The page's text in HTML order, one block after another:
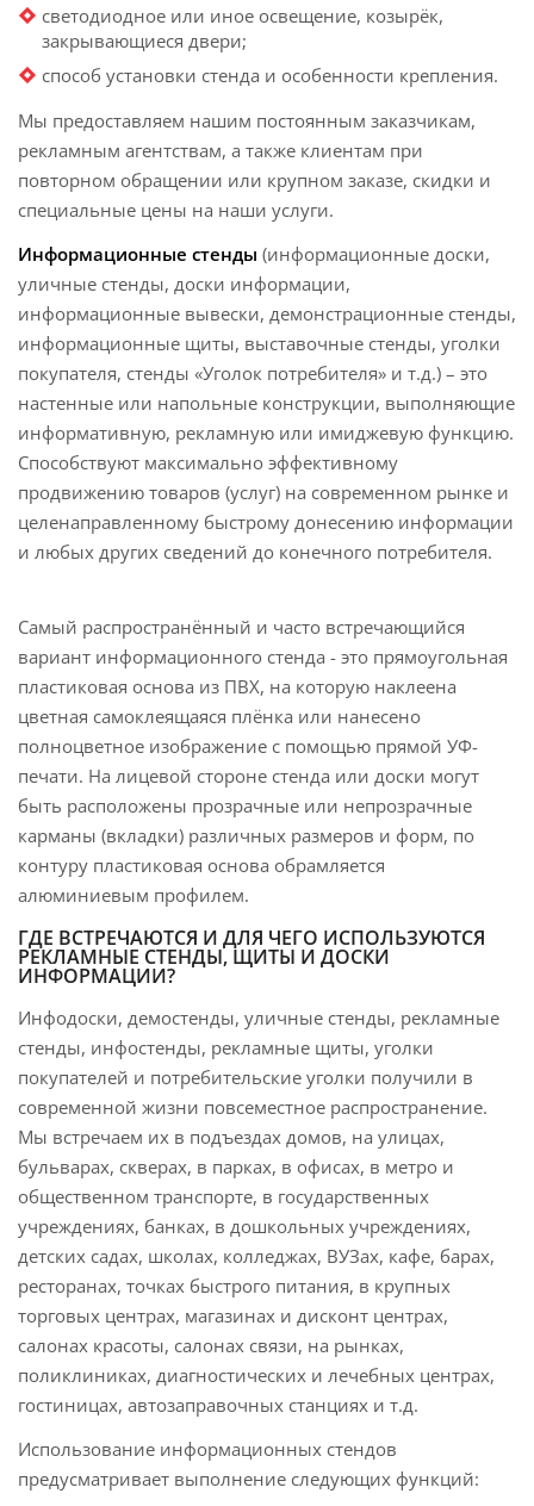
светодиодное или иное освещение, козырёк,
закрывающиеся двери;
способ установки стенда и особенности крепления.
Мы предоставляем нашим постоянным заказчикам,
рекламным агентствам, а также клиентам при
повторном обращении или крупном заказе, скидки и
специальные цены на наши услуги.
Информационные стенды (информационные доски,
уличные стенды, доски информации,
информационные вывески, демонстрационные стенды,
информационные щиты, выставочные стенды, уголки
покупателя, стенды «Уголок потребителя» и т.д.) – это
настенные или напольные конструкции, выполняющие
информативную, рекламную или имиджевую функцию.
Способствуют максимально эффективному
продвижению товаров (услуг) на современном рынке и
целенаправленному быстрому донесению информации
и любых других сведений до конечного потребителя.
Самый распространённый и часто встречающийся
вариант информационного стенда - это прямоугольная
пластиковая основа из ПВХ, на которую наклеена
цветная самоклеящаяся плёнка или нанесено
полноцветное изображение с помощью прямой УФ-
печати. На лицевой стороне стенда или доски могут
быть расположены прозрачные или непрозрачные
карманы (вкладки) различных размеров и форм, по
контуру пластиковая основа обрамляется
алюминиевым профилем.
ГДЕ ВСТРЕЧАЮТСЯ И ДЛЯ ЧЕГО ИСПОЛЬЗУЮТСЯ
РЕКЛАМНЫЕ СТЕНДЫ, ЩИТЫ И ДОСКИ
ИНФОРМАЦИИ?
Инфодоски, демостенды, уличные стенды, рекламные
стенды, инфостенды, рекламные щиты, уголки
покупателей и потребительские уголки получили в
современной жизни повсеместное распространение.
Мы встречаем их в подъездах домов, на улицах,
бульварах, скверах, в парках, в офисах, в метро и
общественном транспорте, в государственных
учреждениях, банках, в дошкольных учреждениях,
детских садах, школах, колледжах, ВУЗах, кафе, барах,
ресторанах, точках быстрого питания, в крупных
торговых центрах, магазинах и дисконт центрах,
салонах красоты, салонах связи, на рынках,
поликлиниках, диагностических и лечебных центрах,
гостиницах, автозаправочных станциях и т.д.
Использование информационных стендов
предусматривает выполнение следующих функций: